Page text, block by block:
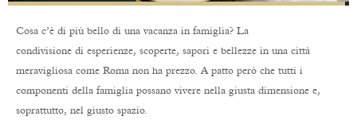
Cosa c’è di più bello di una vacanza in famiglia? La
condivisione di esperienze, scoperte, sapori e bellezze in una città
meravigliosa come Roma non ha prezzo. A patto però che tutti i
componenti della famiglia possano vivere nella giusta dimensione e,
soprattutto, nel giusto spazio.